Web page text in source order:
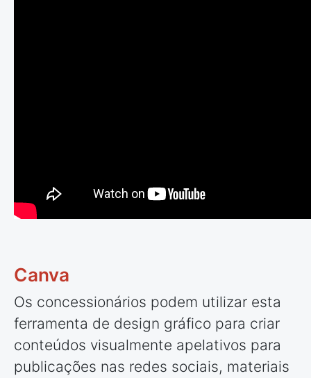
Canva
Os concessionários podem utilizar esta
ferramenta de design gráfico para criar
conteúdos visualmente apelativos para
publicações nas redes sociais, materiais